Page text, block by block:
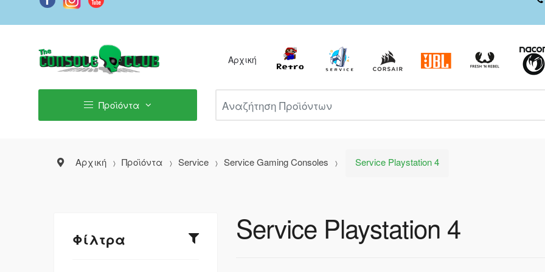
Αρχική
Προϊόντα
Αρχική Προϊόντα Service Service Gaming Consoles Service Playstation 4
Φίλτρα Service Playstation 4